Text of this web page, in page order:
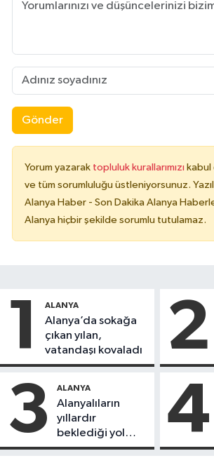
Gönder
Yorum yazarak topluluk kurallarımızı
ve tüm sorumluluğu üstleniyorsunuz.
Alanya Haber - Son Dakika Alanya
Alanya hiçbir şekilde sorumlu tutulamaz.
1 ALANYA
Alanya’da sokağa
çıkan yılan,
vatandaşı kovaladı
2
3 ALANYA
Alanyalıların
yıllardır
beklediği yol
askıdan döndü
4